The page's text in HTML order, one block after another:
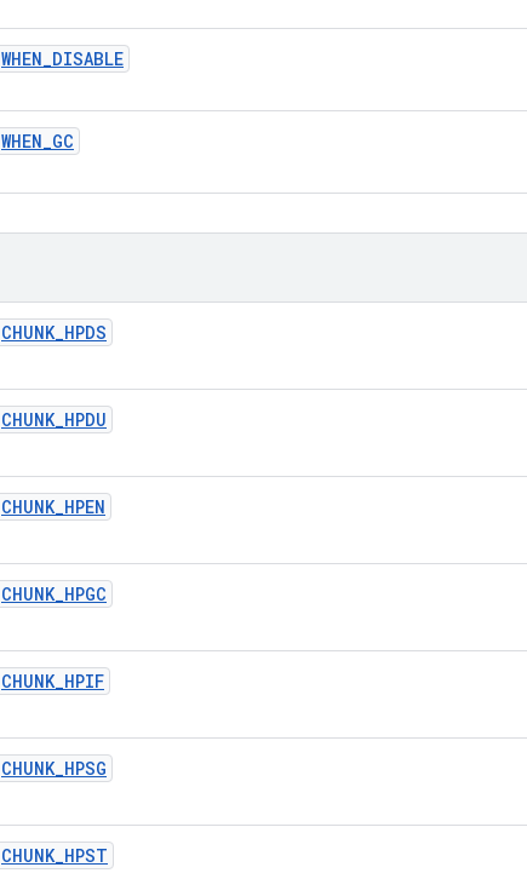
WHEN_DISABLE
WHEN_GC
CHUNK_HPDS
CHUNK_HPDU
CHUNK_HPEN
CHUNK_HPGC
CHUNK_HPIF
CHUNK_HPSG
CHUNK_HPST